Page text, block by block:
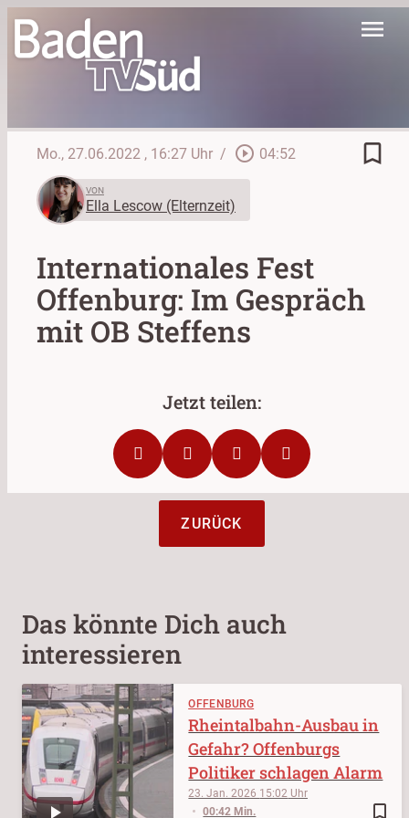
menu
Mo., 27.06.2022 , 16:27 Uhr / play_circle_outline 04:52 bookmark_border
VON
Ella Lescow (Elternzeit)
Internationales Fest
Offenburg: Im Gespräch
mit OB Steffens
ZURÜCK
Das könnte Dich auch
interessieren
OFFENBURG
bookmark_border
23. Jan. 2026 15:02
00:42 Min.
Rheintalbahn-Ausbau in
Gefahr? Offenburgs
Politiker schlagen Alarm